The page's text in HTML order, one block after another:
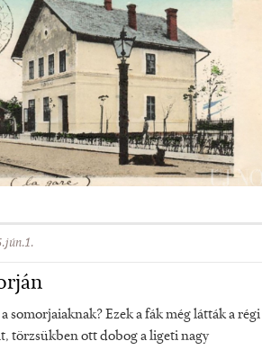
somorjaiaknak? Ezek a fák még látták a régi
törzsükben ott dobog a ligeti nagy